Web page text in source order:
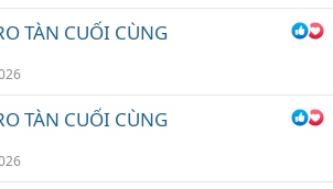
TÀN CUỐI CÙNG
TÀN CUỐI CÙNG